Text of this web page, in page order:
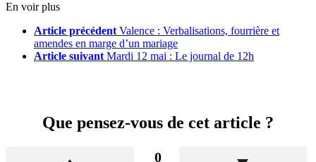
En voir plus
Article précédent Valence : Verbalisations, fourrière et
amendes en marge d’un mariage
Article suivant Mardi 12 mai : Le journal de 12h
Que pensez-vous de cet article ?
0